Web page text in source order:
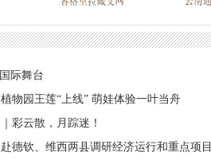
际舞台
物园王莲“上线” 萌娃体验一叶当舟
彩云散，月踪迷！
德钦、维西两县调研经济运行和重点项目